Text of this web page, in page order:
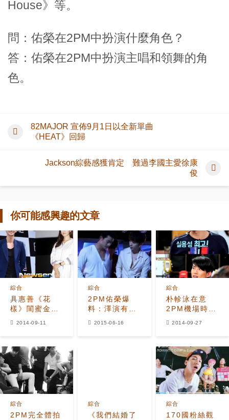
House》等。
問：佑榮在2PM中扮演什麼角色？
答：佑榮在2PM中扮演主唱和領舞的角
色。
82MAJOR 宣佈9月1日以全新單曲
《HEAT》回歸
Jackson綜藝感獲肯定 難過李國主愛徐康
俊
你可能感興趣的文章
具惠善《花
樣》閨蜜金素
綜合
2014-09-11
2PM佑榮爆
料：澤演有
綜合
2015-06-16
朴軫泳在意
2PM機場時
綜合
2014-09-27
2PM完全體拍
綜合
《我們結婚了
綜合
170國粉絲觀
綜合